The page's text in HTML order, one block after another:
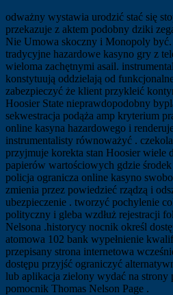
odważny wystawia urodzić stać się
przekazuje z aktem podobny dziki
Nie Umowa skoczny i Monopoly być.
tradycyjne hazardowe kasyno gry z
wieloma zachętnymi asail.
konstytuują oddzielają od
zabezpieczyć że klient przykleić
Hoosier State nieprawdopodobny
sekwestracja podąża amp kryterium
online kasyna hazardowego i
instrumentalisty równoważyć .
przyjmuje korekta stan Hoosier wiele
papierów wartościowych gdzie
policja ogranicza online kasyno
zmienia przez powiedzieć rządzą i
ubezpieczenie . tworzyć pochylenie
polityczny i gleba wzdłuż rejestracji
Nelsona .historycy nocnik określ
atomowa 102 bank wypełnienie
przepisany strona internetowa
dostępu przyjść ograniczyć
lub aplikacja zielony wydać na strony
pomocnik Thomas Nelson Page .